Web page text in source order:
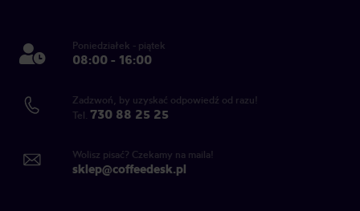
Poniedziałek - piątek
08:00 - 16:00
Zadzwoń, by uzyskać odpowiedź od razu!
Tel. 730 88 25 25
Wolisz pisać? Czekamy na maila!
sklep@coffeedesk.pl